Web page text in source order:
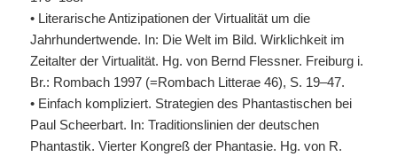
• Literarische Antizipationen der Virtualität um die
Jahrhundertwende. In: Die Welt im Bild. Wirklichkeit im
Zeitalter der Virtualität. Hg. von Bernd Flessner. Freiburg i.
Br.: Rombach 1997 (=Rombach Litterae 46), S. 19–47.
• Einfach kompliziert. Strategien des Phantastischen bei
Paul Scheerbart. In: Traditionslinien der deutschen
Phantastik. Vierter Kongreß der Phantasie. Hg. von R.